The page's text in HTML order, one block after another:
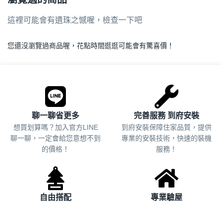
這裡可能會有遺珠之憾喔，檢查一下吧
您還沒瀏覽過商品喔，花點時間逛逛可能會有驚喜價！
聊一聊省更多
想買划算嗎？加入官方LINE
聊一聊，一定會給您意想不到
的價格！
完善服務 到府安裝
到府安裝保障住家品質，提供
專業的安裝技術，快速的裝機
服務！
自由搭配 專業驗屋